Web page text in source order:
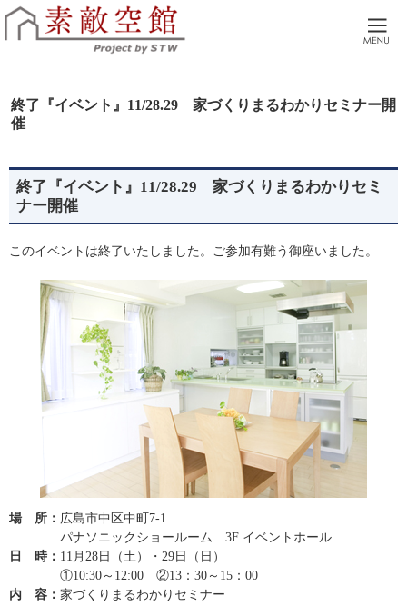
終了『イベント』11/28.29 家づくりまるわかりセミナー開
催
本物の家づくり。広島市 廿日市市 自然素材でつくる注文住宅・リノベーションを
広島市・廿日市の工務店。土地探しからアフターサポートまで、全てサポート
終了『イベント』11/28.29 家づくりまるわかりセミ
ナー開催
このイベントは終了いたしました。ご参加有難う御座いました。
場 所： 広島市中区中町7-1
パナソニックショールーム 3F イベントホール
日 時： 11月28日（土）・29日（日）
①10:30～12:00 ②13：30～15：00
内 容： 家づくりまるわかりセミナー